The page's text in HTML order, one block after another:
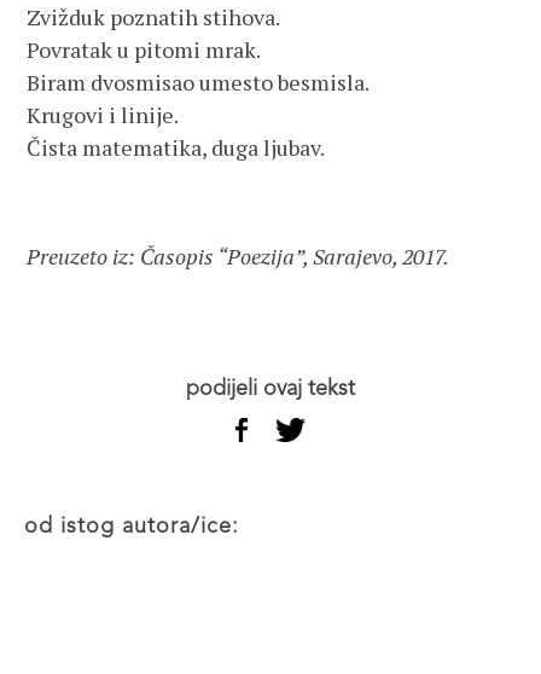
Zvižduk poznatih stihova.
Povratak u pitomi mrak.
Biram dvosmisao umesto besmisla.
Krugovi i linije.
Čista matematika, duga ljubav.
Preuzeto iz: Časopis “Poezija”, Sarajevo, 2017.
podijeli ovaj tekst
od istog autora/ice: